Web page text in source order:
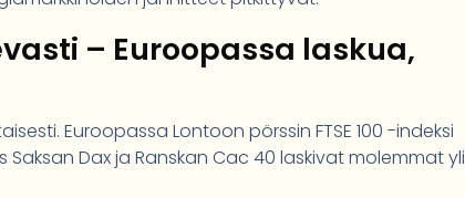
– Euroopassa laskua,
Euroopassa Lontoon pörssin FTSE 100 -indeksi
Dax ja Ranskan Cac 40 laskivat molemmat yli